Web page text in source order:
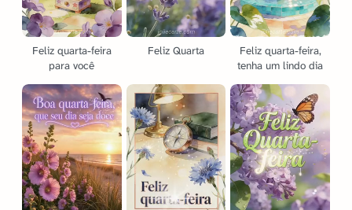
Feliz quarta-feira
para você
Feliz Quarta
Feliz quarta-feira,
tenha um lindo dia